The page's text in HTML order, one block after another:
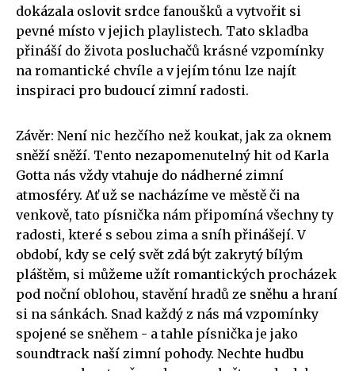
dokázala oslovit srdce fanoušků a vytvořit si
pevné místo v jejich playlistech. Tato skladba
přináší do života posluchačů krásné vzpomínky
na romantické chvíle a v jejím tónu lze najít
inspiraci pro budoucí zimní radosti.
Závěr: Není nic hezčího než koukat, jak za oknem
sněží sněží. Tento nezapomenutelný hit od Karla
Gotta nás vždy vtahuje do nádherné zimní
atmosféry. Ať už se nacházíme ve městě či na
venkově, tato písnička nám připomíná všechny ty
radosti, které s sebou zima a sníh přinášejí. V
období, kdy se celý svět zdá být zakrytý bílým
pláštěm, si můžeme užít romantických procházek
pod noční oblohou, stavění hradů ze sněhu a hraní
si na sánkách. Snad každý z nás má vzpomínky
spojené se sněhem - a tahle písnička je jako
soundtrack naší zimní pohody. Nechte hudbu